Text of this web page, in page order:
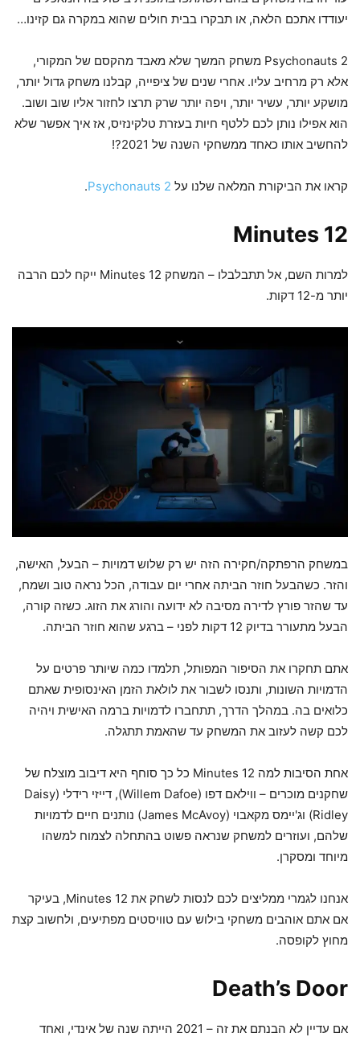
יעודדו אתכם הלאה, או תבקרו בבית חולים שהוא במקרה גם קזינו…
Psychonauts 2 משחק המשך שלא מאבד מהקסם של המקורי,
אלא רק מרחיב עליו. אחרי שנים של ציפייה, קבלנו משחק גדול יותר,
מושקע יותר, עשיר יותר, ויפה יותר שרק תרצו לחזור אליו שוב ושוב.
הוא אפילו נותן לכם ללטף חיות בעזרת טלקינזיס, אז איך אפשר שלא
להחשיב אותו כאחד ממשחקי השנה של 2021?!
קראו את הביקורת המלאה שלנו על Psychonauts 2
.
12 Minutes
למרות השם, אל תתבלבלו – המשחק 12 Minutes ייקח לכם הרבה
יותר מ-12 דקות.
במשחק הרפתקה/חקירה הזה יש רק שלוש דמויות – הבעל, האישה,
והזר. כשהבעל חוזר הביתה אחרי יום עבודה, הכל נראה טוב ושמח,
עד שהזר פורץ לדירה מסיבה לא ידועה והורג את הזוג. כשזה קורה,
הבעל מתעורר בדיוק 12 דקות לפני – ברגע שהוא חוזר הביתה.
אתם תחקרו את הסיפור המפותל, תלמדו כמה שיותר פרטים על
הדמויות השונות, ותנסו לשבור את לולאת הזמן האינסופית שאתם
כלואים בה. במהלך הדרך, תתחברו לדמויות ברמה האישית ויהיה
לכם קשה לעזוב את המשחק עד שהאמת תתגלה.
אחת הסיבות למה 12 Minutes כל כך סוחף היא דיבוב מוצלח של
שחקנים מוכרים – ווילאם דפו (Willem Dafoe), דייזי רידלי (Daisy
Ridley) וג'יימס מקאבוי (James McAvoy) נותנים חיים לדמויות
שלהם, ועוזרים למשחק שנראה פשוט בהתחלה לצמוח למשהו
מיוחד ומסקרן.
אנחנו לגמרי ממליצים לכם לנסות לשחק את 12 Minutes, בעיקר
אם אתם אוהבים משחקי בילוש עם טוויסטים מפתיעים, ולחשוב קצת
מחוץ לקופסה.
Death’s Door
אם עדיין לא הבנתם את זה – 2021 הייתה שנה של אינדי, ואחד